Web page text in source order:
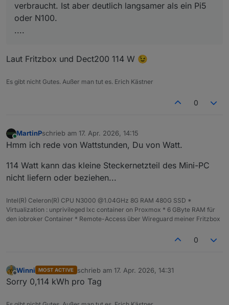
verbraucht. Ist aber deutlich langsamer als ein Pi5
oder N100.
....
Laut Fritzbox und Dect200 114 W 😉
Es gibt nicht Gutes. Außer man tut es. Erich Kästner
0
Online
MartinPschrieb am 17. Apr. 2026, 14:15
zuletzt editiert von
Hmm ich rede von Wattstunden, Du von Watt.
114 Watt kann das kleine Steckernetzteil des Mini-PC
nicht liefern oder beziehen...
Intel(R) Celeron(R) CPU N3000 @1.04GHz 8G RAM 480G SSD *
Virtualization : unprivileged lxc container on Proxmox * 6 GByte RAM für
den iobroker Container * Remote-Access über Wireguard meiner Fritzbox
0
Offline
Winni MOST ACTIVE schrieb am 17. Apr. 2026, 14:31
zuletzt editiert von
Sorry 0,114 kWh pro Tag